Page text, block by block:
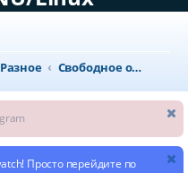
Разное Свободное общение
Просто перейдите по